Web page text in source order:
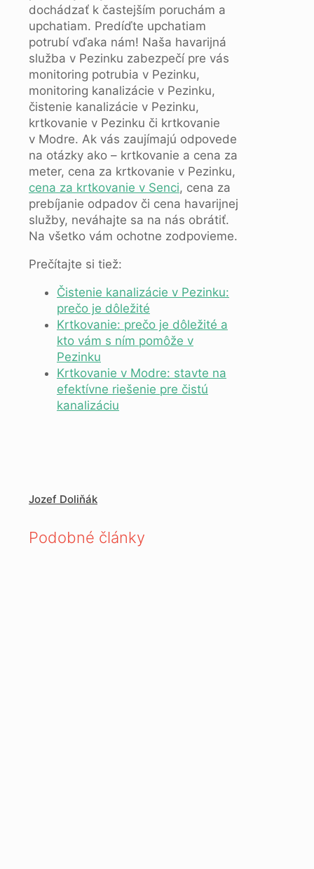
dochádzať k častejším poruchám a
upchatiam. Predíďte upchatiam
potrubí vďaka nám! Naša havarijná
služba v Pezinku zabezpečí pre vás
monitoring potrubia v Pezinku,
monitoring kanalizácie v Pezinku,
čistenie kanalizácie v Pezinku,
krtkovanie v Pezinku či krtkovanie
v Modre. Ak vás zaujímajú odpovede
na otázky ako – krtkovanie a cena za
meter, cena za krtkovanie v Pezinku,
cena za krtkovanie v Senci, cena za
prebíjanie odpadov či cena havarijnej
služby, neváhajte sa na nás obrátiť.
Na všetko vám ochotne zodpovieme.
Prečítajte si tiež:
Čistenie kanalizácie v Pezinku:
prečo je dôležité
Krtkovanie: prečo je dôležité a
kto vám s ním pomôže v
Pezinku
Krtkovanie v Modre: stavte na
efektívne riešenie pre čistú
kanalizáciu
Jozef Doliňák
Podobné články